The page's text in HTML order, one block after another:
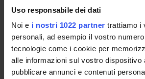
Uso responsabile dei dati
Noi e i nostri 1022 partner trattiamo i
personali, ad esempio il vostro
tecnologie come i cookie per
alle informazioni sul vostro dispositivo
pubblicare annunci e contenuti
Giuseppe Bertini
Associate Professor
Luana Caselli